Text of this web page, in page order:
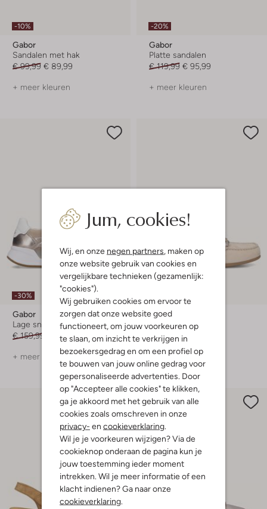
Jum, cookies!
Wij, en onze negen partners, maken op
onze website gebruik van cookies en
vergelijkbare technieken (gezamenlijk:
"cookies").
Wij gebruiken cookies om ervoor te
zorgen dat onze website goed
functioneert, om jouw voorkeuren op
te slaan, om inzicht te verkrijgen in
bezoekersgedrag en om een profiel op
te bouwen van jouw online gedrag voor
gepersonaliseerde advertenties. Door
op "Accepteer alle cookies" te klikken,
ga je akkoord met het gebruik van alle
cookies zoals omschreven in onze
privacy- en cookieverklaring.
Wil je je voorkeuren wijzigen? Via de
cookieknop onderaan de pagina kun je
jouw toestemming ieder moment
intrekken. Wil je meer informatie of een
klacht indienen? Ga naar onze
cookieverklaring.
-10%
Gabor
Sandalen met hak
€ 99,99 € 89,99
+ meer kleuren
-20%
Gabor
Platte sandalen
€ 119,99 € 95,99
+ meer kleuren
-30%
Gabor
Lage sneakers
€ 159,99
€ 111,99
+ meer kleuren
Gabor
Loafers
€ 99,99 € 79,99
+ meer kleuren